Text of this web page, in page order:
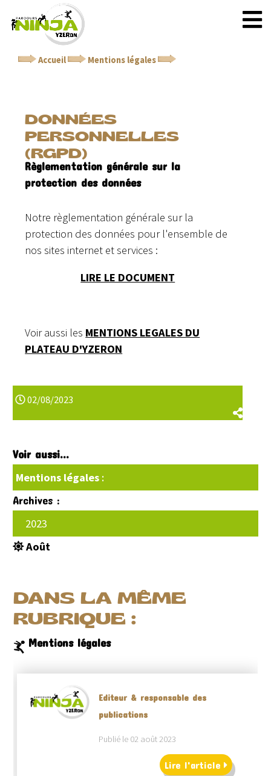
Accueil Mentions légales
DONNÉES
PERSONNELLES
(RGPD)
Règlementation générale sur la
protection des données
Notre règlementation générale sur la
protection des données pour l'ensemble de
nos sites internet et services :
LIRE LE DOCUMENT
Voir aussi les MENTIONS LEGALES DU
PLATEAU D'YZERON
02/08/2023
Voir aussi...
Mentions légales :
Archives :
2023
Août
DANS LA MÊME
RUBRIQUE :
Mentions légales
Editeur & responsable des
publications
Publié le 02 août 2023
Lire l'article